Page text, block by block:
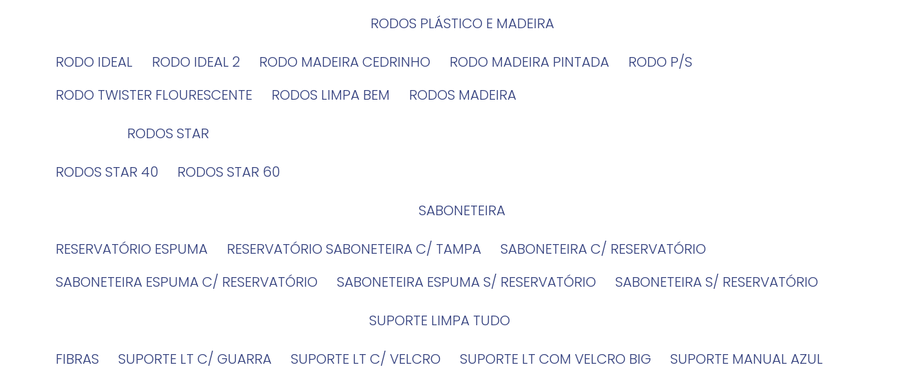
RODOS PLÁSTICO E MADEIRA
RODO IDEAL
RODO IDEAL 2 RODO MADEIRA CEDRINHO RODO MADEIRA PINTADA
RODO P/S
RODO TWISTER FLOURESCENTE
RODOS LIMPA BEM
RODOS MADEIRA
RODOS STAR
RODOS STAR 40
RODOS STAR 60
SABONETEIRA
RESERVATÓRIO ESPUMA
RESERVATÓRIO SABONETEIRA C/ TAMPA
SABONETEIRA C/ RESERVATÓRIO
SABONETEIRA ESPUMA C/ RESERVATÓRIO
SABONETEIRA ESPUMA S/ RESERVATÓRIO
SABONETEIRA S/ RESERVATÓRIO
SUPORTE LIMPA TUDO
FIBRAS
SUPORTE LT C/ GUARRA SUPORTE LT C/ VELCRO SUPORTE LT COM VELCRO BIG
SUPORTE MANUAL AZUL